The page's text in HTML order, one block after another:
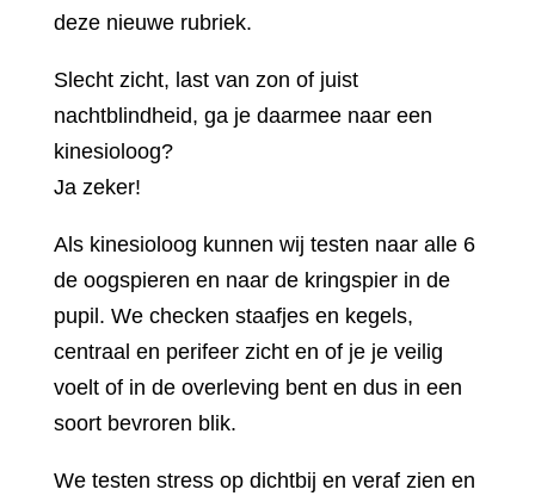
deze nieuwe rubriek.
Slecht zicht, last van zon of juist
nachtblindheid, ga je daarmee naar een
kinesioloog?
Ja zeker!
Als kinesioloog kunnen wij testen naar alle 6
de oogspieren en naar de kringspier in de
pupil. We checken staafjes en kegels,
centraal en perifeer zicht en of je je veilig
voelt of in de overleving bent en dus in een
soort bevroren blik.
We testen stress op dichtbij en veraf zien en